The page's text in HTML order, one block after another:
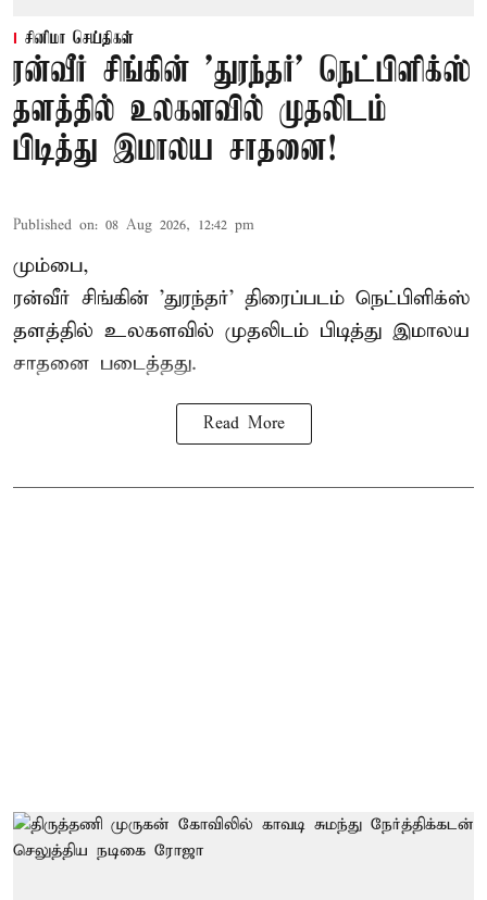
சினிமா செய்திகள்
ரன்வீர் சிங்கின் 'துரந்தர்' நெட்பிளிக்ஸ்
தளத்தில் உலகளவில் முதலிடம்
பிடித்து இமாலய சாதனை!
Published on: 08 Aug 2026, 12:42 pm
மும்பை,
ரன்வீர் சிங்கின் 'துரந்தர்' திரைப்படம் நெட்பிளிக்ஸ்
தளத்தில் உலகளவில் முதலிடம் பிடித்து இமாலய
சாதனை படைத்தது.
Read More